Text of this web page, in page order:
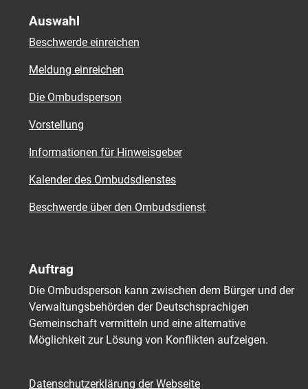
Auswahl
Beschwerde einreichen
Meldung einreichen
Die Ombudsperson
Vorstellung
Informationen für Hinweisgeber
Kalender des Ombudsdienstes
Beschwerde über den Ombudsdienst
Auftrag
Die Ombudsperson kann zwischen dem Bürger und der
Verwaltungsbehörden der Deutschsprachigen
Gemeinschaft vermitteln und eine alternative
Möglichkeit zur Lösung von Konflikten aufzeigen.
Datenschutzerklärung der Webseite